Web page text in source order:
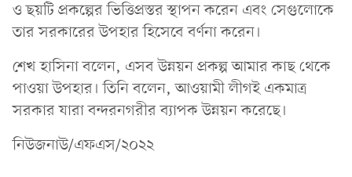
ও ছয়টি প্রকল্পের ভিত্তিপ্রস্তর স্থাপন করেন এবং সেগুলোকে
তার সরকারের উপহার হিসেবে বর্ণনা করেন।
শেখ হাসিনা বলেন, এসব উন্নয়ন প্রকল্প আমার কাছ থেকে
পাওয়া উপহার। তিনি বলেন, আওয়ামী লীগই একমাত্র
সরকার যারা বন্দরনগরীর ব্যাপক উন্নয়ন করেছে।
নিউজনাউ/এফএস/২০২২